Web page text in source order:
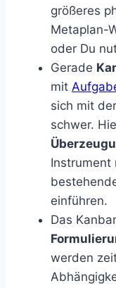
größeres
Metaplan-
oder Du
Gerade
mit
sich mit
schwer.
Instrument
einführen.
Das
werden